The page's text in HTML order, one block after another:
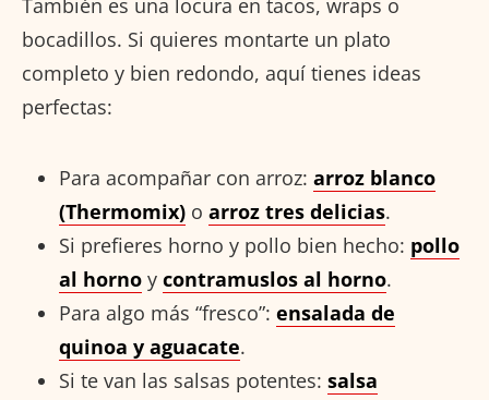
También es una locura en tacos, wraps o
bocadillos. Si quieres montarte un plato
completo y bien redondo, aquí tienes ideas
perfectas:
Para acompañar con arroz: arroz blanco
(Thermomix) o arroz tres delicias.
Si prefieres horno y pollo bien hecho: pollo
al horno y contramuslos al horno.
Para algo más “fresco”: ensalada de
quinoa y aguacate.
Si te van las salsas potentes: salsa